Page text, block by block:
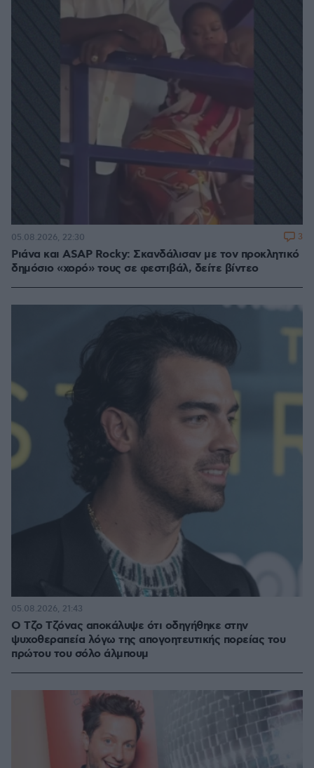
Ριάνα και ASAP Rocky: Σκανδάλισαν με τον προκλητικό
δημόσιο «χορό» τους σε φεστιβάλ, δείτε βίντεο
05.08.2026, 22:30 3
Ο Τζο Τζόνας αποκάλυψε ότι οδηγήθηκε στην
ψυχοθεραπεία λόγω της απογοητευτικής πορείας του
πρώτου του σόλο άλμπουμ
05.08.2026, 21:43